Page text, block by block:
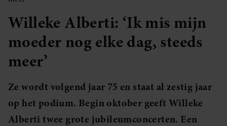
Willeke Alberti: ‘Ik mis mijn
moeder nog elke dag, steeds
meer’
Ze wordt volgend jaar 75 en staat al zestig jaar
op het podium. Begin oktober geeft Willeke
Alberti twee grote jubileumconcerten. Een